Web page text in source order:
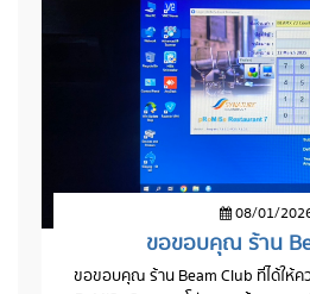
08/01/
ขอขอบคุณ ร้าน
ขอขอบคุณ ร้าน Beam Club ที่ได้ให้ค